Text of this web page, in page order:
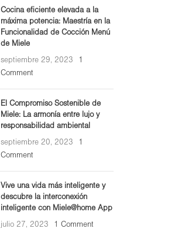
Cocina eficiente elevada a la
máxima potencia: Maestría en la
Funcionalidad de Cocción Menú
de Miele
septiembre 29, 2023
1
Comment
El Compromiso Sostenible de
Miele: La armonía entre lujo y
responsabilidad ambiental
septiembre 20, 2023
1
Comment
Vive una vida más inteligente y
descubre la interconexión
inteligente con Miele@home App
julio 27, 2023 1 Comment